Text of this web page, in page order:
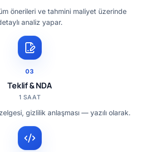
önerileri ve tahmini maliyet üzerinde
analiz yapar.
03
Teklif & NDA
1 SAAT
gizlilik anlaşması — yazılı olarak.